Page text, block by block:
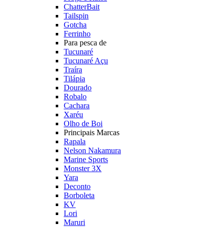
ChatterBait
Tailspin
Gotcha
Ferrinho
Para pesca de
Tucunaré
Tucunaré Açu
Traíra
Tilápia
Dourado
Robalo
Cachara
Xaréu
Olho de Boi
Principais Marcas
Rapala
Nelson Nakamura
Marine Sports
Monster 3X
Yara
Deconto
Borboleta
KV
Lori
Maruri